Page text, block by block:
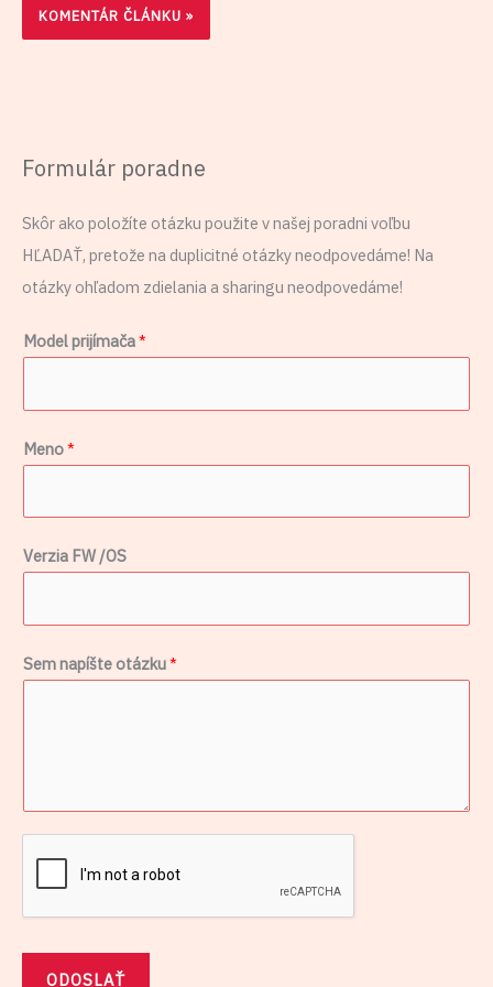
Formulár poradne
Skôr ako položíte otázku použite v našej poradni voľbu
HĽADAŤ, pretože na duplicitné otázky neodpovedáme! Na
otázky ohľadom zdielania a sharingu neodpovedáme!
S
e
e
z
i
Model prijímača*
Meno*
Verzia FW /OS
Sem napíšte otázku*
ODOSLAŤ